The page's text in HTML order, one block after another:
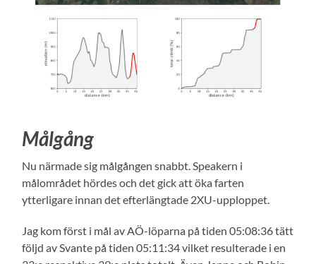
Målgång
Nu närmade sig målgången snabbt. Speakern i
målområdet hördes och det gick att öka farten
ytterligare innan det efterlängtade 2XU-upploppet.
Jag kom först i mål av AÖ-löparna på tiden 05:08:36 tätt
följd av Svante på tiden 05:11:34 vilket resulterade i en